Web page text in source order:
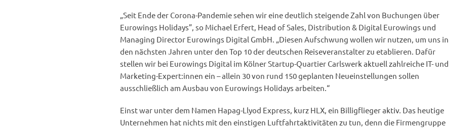
„Seit Ende der Corona-Pandemie sehen wir eine deutlich steigende Zahl von Buchungen über
Eurowings Holidays”, so Michael Erfert, Head of Sales, Distribution & Digital Eurowings und
Managing Director Eurowings Digital GmbH. „Diesen Aufschwung wollen wir nutzen, um uns in
den nächsten Jahren unter den Top 10 der deutschen Reiseveranstalter zu etablieren. Dafür
stellen wir bei Eurowings Digital im Kölner Startup-Quartier Carlswerk aktuell zahlreiche IT- und
Marketing-Expert:innen ein – allein 30 von rund 150 geplanten Neueinstellungen sollen
ausschließlich am Ausbau von Eurowings Holidays arbeiten.“
Einst war unter dem Namen Hapag-Llyod Express, kurz HLX, ein Billigflieger aktiv. Das heutige
Unternehmen hat nichts mit den einstigen Luftfahrtaktivitäten zu tun, denn die Firmengruppe